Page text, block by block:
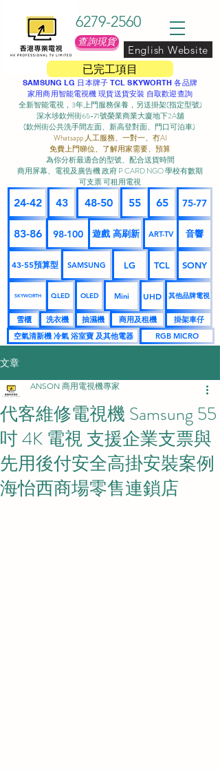
已完工項目
6279-2560
查詢現貨
English Website
SAMSUNG LG 日本牌子 TCL SKYWORTH 各品牌
家用商用智能電視機 現貨送貨安裝 自取歡迎查詢
全新智能電視，3年上門服務保養，另送掛架(指定型號)
深水埗欽州街65-71號榮業商業大廈地下2A舖
(欽州街公共洗手間左面、新高登對面、門口可泊車) ​
Whatsapp 人工服務、一對一、冇AI
免費上門睇位、了解用家需要、預算
為你分析最適合的型號、配合送貨時間
商用屏幕、電視及廣告機 政府 P CARD NGO 學校有數期
可支票 可租用電視
24-42 43 48-50 55 65 75-77
83-86 98-100 遊戲 高刷新 ART-TV 音響
43-55預算型 SAMSUNG LG TCL SONY
SKYWORTH QLED OLED Mini UHD 其他品牌電視
雪櫃 洗衣機 抽濕機 商用及租機
掛架車仔
空氣清新機 冷氣 浴室寶 及其他電器
RGB MICRO
文章
代客維修電視機 Samsung 55
吋 4K 電視 支援企業支票與
先用後付安全高掛安裝案例
海怡西商場零售連鎖店
ANSON 商用電視機專家